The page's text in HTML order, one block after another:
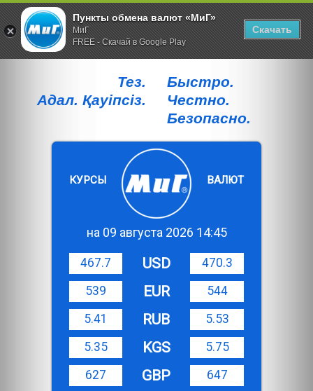
Тез.
Адал. Қауiпсiз.
Быстро.
Честно.
Безопасно.
КУРСЫ ВАЛЮТ
на 09 августа 2026 14:45
467.7 USD
470.3
539
EUR
544
5.41
RUB
5.53
5.35
KGS
5.75
627
GBP
647
Пункты обмена валют «МиГ»
МиГ
FREE - Скачай в Google Play
Скачать